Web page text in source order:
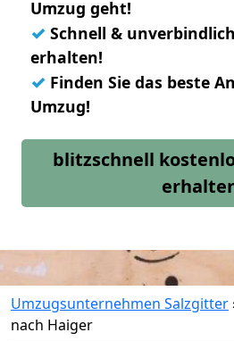
Umzug geht!
✓ Schnell &
erhalten!
✓ Finden Sie das beste
Umzug!
blitzschnell
Umzugsunternehmen Salzgitter
nach Haiger